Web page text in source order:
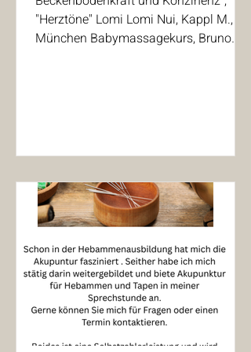
Erlernt habe ich neben der Lomi-
Lomi-Nui auch andere
somit auch das Deines Kindes.
Ich freue mich auf Deinen Anruf und
stelle auch gerne Gutscheine aus
;)Bei Fragen bitte telefonisch
Kontakt aufnehmen oder perEmail.
EMH®-Effektive Manuelle
Hilfe®
"Herztöne" Lomi Lomi Nui, Kappl M.,
München Babymassagekurs, Bruno
Anne-Sophie Sellmaier-Montandraud
Weitnau Homöopathie i.A., und einige
mehr